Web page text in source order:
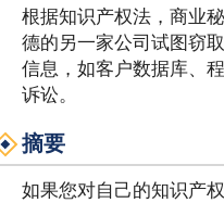
根据知识产权法，商业
德的另一家公司试图窃
信息，如客户数据库、
诉讼。
摘要
如果您对自己的知识产